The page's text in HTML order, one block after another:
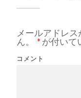
メールアドレ
ん。
* が付いて
コメント